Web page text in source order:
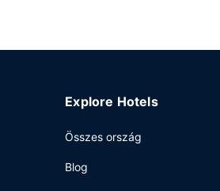
Explore Hotels
Összes ország
Blog